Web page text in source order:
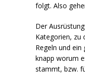
folgt. Also
Der
Kategorien, zu
Regeln und
knapp worum
stammt, bzw.